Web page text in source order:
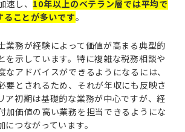
し、 10年以上のベテラン層では平均で
ことが多いです。
業務が経験によって価値が高まる典型的
を示しています。特に複雑な税務相談や
なアドバイスができるようになるには、
要とされるため、それが年収にも反映さ
ア初期は基礎的な業務が中心ですが、経
加価値の高い業務を担当できるようにな
つながっています。